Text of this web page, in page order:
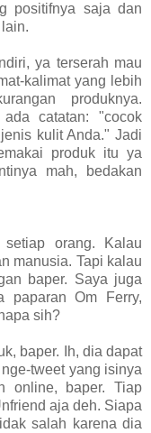
positifnya saja dan
ya terserah mau
kalimat yang lebih
produknya.
catatan: "cocok
kulit Anda." Jadi
produk itu ya
mah, bedakan
orang. Kalau
manusia. Tapi kalau
baper. Saya juga
paparan Om Ferry,
sih?
baper. Ih, dia dapat
tweet yang isinya
online, baper. Tiap
aja deh. Siapa
salah karena dia